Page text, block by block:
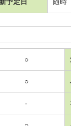
○
○
-